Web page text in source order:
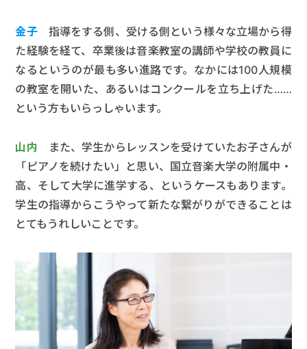
金子指導をする側、受ける側という様々な立場から得
た経験を経て、卒業後は音楽教室の講師や学校の教員に
なるというのが最も多い進路です。なかには100人規模
の教室を開いた、あるいはコンクールを立ち上げた……
という方もいらっしゃいます。
山内 また、学生からレッスンを受けていたお子さんが
「ピアノを続けたい」と思い、国立音楽大学の附属中・
高、そして大学に進学する、というケースもあります。
学生の指導からこうやって新たな繋がりができることは
とてもうれしいことです。